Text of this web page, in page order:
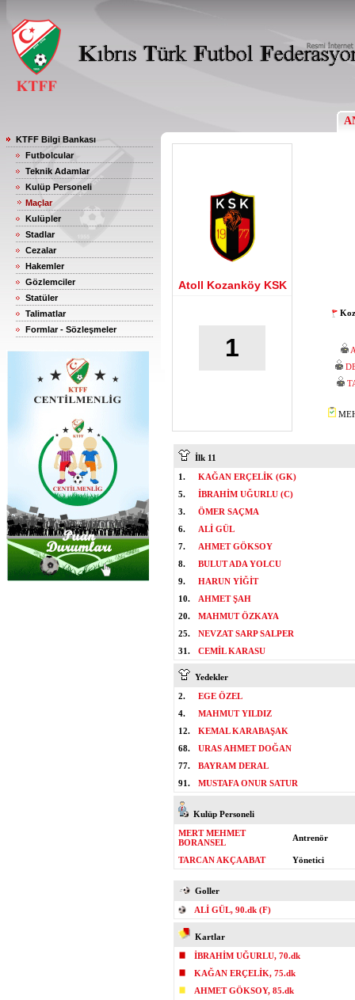
KTFF Bilgi Bankası
Futbolcular
Teknik Adamlar
Kulüp Personeli
Maçlar
Kulüpler
Stadlar
Cezalar
Hakemler
Gözlemciler
Statüler
Talimatlar
Formlar - Sözleşmeler
Atoll Kozanköy KSK
1
İlk 11
1.
KAĞAN ERÇELİK (GK)
5.
İBRAHİM UĞURLU (C)
3.
ÖMER SAÇMA
6.
ALİ GÜL
7.
AHMET GÖKSOY
8.
BULUT ADA YOLCU
9.
HARUN YİĞİT
10.
AHMET ŞAH
20.
MAHMUT ÖZKAYA
25.
NEVZAT SARP SALPER
31.
CEMİL KARASU
Yedekler
2.
EGE ÖZEL
4.
MAHMUT YILDIZ
12.
KEMAL KARABAŞAK
68.
URAS AHMET DOĞAN
77.
BAYRAM DERAL
91.
MUSTAFA ONUR SATUR
Kulüp Personeli
MERT MEHMET
BORANSEL
Antrenör
TARCAN AKÇAABAT Yönetici
Goller
ALİ GÜL, 90.dk (F)
Kartlar
İBRAHİM UĞURLU, 70.dk
KAĞAN ERÇELİK, 75.dk
AHMET GÖKSOY, 85.dk